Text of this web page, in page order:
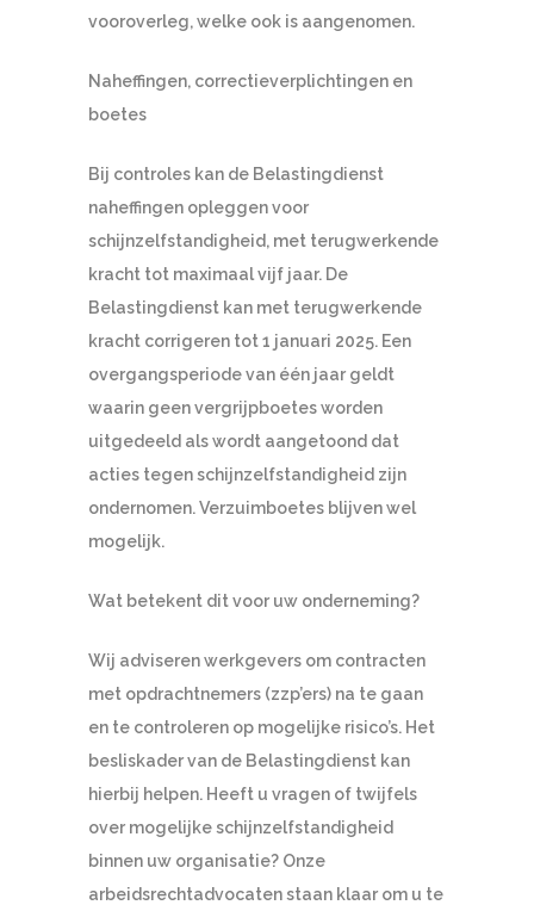
vooroverleg, welke ook is aangenomen.
Naheffingen, correctieverplichtingen en
boetes
Bij controles kan de Belastingdienst
naheffingen opleggen voor
schijnzelfstandigheid, met terugwerkende
kracht tot maximaal vijf jaar. De
Belastingdienst kan met terugwerkende
kracht corrigeren tot 1 januari 2025. Een
overgangsperiode van één jaar geldt
waarin geen vergrijpboetes worden
uitgedeeld als wordt aangetoond dat
acties tegen schijnzelfstandigheid zijn
ondernomen. Verzuimboetes blijven wel
mogelijk.
Wat betekent dit voor uw onderneming?
Wij adviseren werkgevers om contracten
met opdrachtnemers (zzp’ers) na te gaan
en te controleren op mogelijke risico’s. Het
besliskader van de Belastingdienst kan
hierbij helpen. Heeft u vragen of twijfels
over mogelijke schijnzelfstandigheid
binnen uw organisatie? Onze
arbeidsrechtadvocaten staan klaar om u te